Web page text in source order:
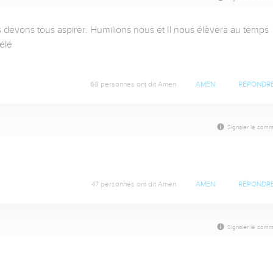
tous aspirer. Humilions nous et Il nous élèvera au temps
68 personnes ont dit Amen AMEN
Signaler le
47 personnes ont dit Amen AMEN
Signaler le